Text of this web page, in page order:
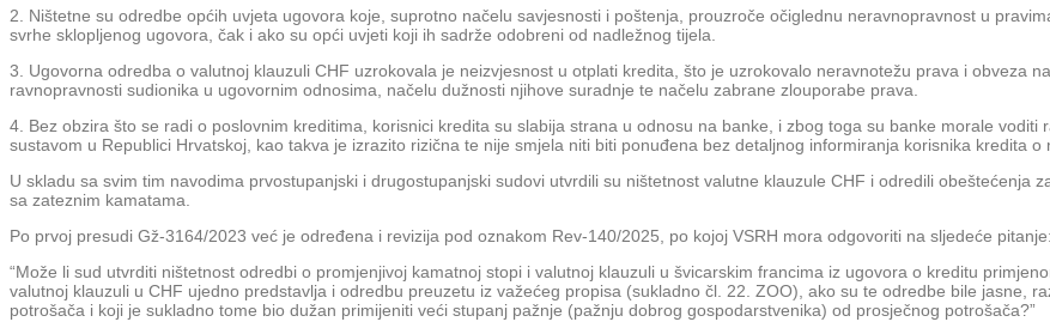
2. Ništetne su odredbe općih uvjeta ugovora koje, suprotno načelu savjesnosti i poštenja, prouzroče očiglednu neravnopravnost u
svrhe sklopljenog ugovora, čak i ako su opći uvjeti koji ih sadrže odobreni od nadležnog tijela.
3. Ugovorna odredba o valutnoj klauzuli CHF uzrokovala je neizvjesnost u otplati kredita, što je uzrokovalo neravnotežu prava i obveza
ravnopravnosti sudionika u ugovornim odnosima, načelu dužnosti njihove suradnje te načelu zabrane zlouporabe prava.
4. Bez obzira što se radi o poslovnim kreditima, korisnici kredita su slabija strana u odnosu na banke, i zbog toga su banke morale
sustavom u Republici Hrvatskoj, kao takva je izrazito rizična te nije smjela niti biti ponuđena bez detaljnog informiranja korisnika kredita
U skladu sa svim tim navodima prvostupanjski i drugostupanjski sudovi utvrdili su ništetnost valutne klauzule CHF i odredili obeštećenja
sa zateznim kamatama.
Po prvoj presudi Gž-3164/2023 već je određena i revizija pod oznakom Rev-140/2025, po kojoj VSRH mora odgovoriti na sljedeće pitanje:
“Može li sud utvrditi ništetnost odredbi o promjenjivoj kamatnoj stopi i valutnoj klauzuli u švicarskim francima iz ugovora o kreditu
valutnoj klauzuli u CHF ujedno predstavlja i odredbu preuzetu iz važećeg propisa (sukladno čl. 22. ZOO), ako su te odredbe bile jasne,
potrošača i koji je sukladno tome bio dužan primijeniti veći stupanj pažnje (pažnju dobrog gospodarstvenika) od prosječnog potrošača?”